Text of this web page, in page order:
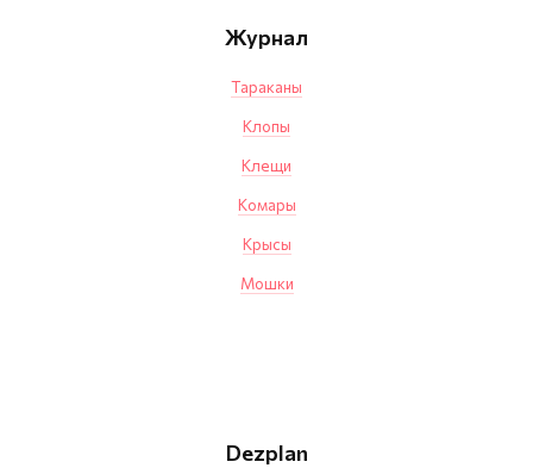
Dezplan
Журнал
Тараканы
Клопы
Клещи
Комары
Крысы
Мошки